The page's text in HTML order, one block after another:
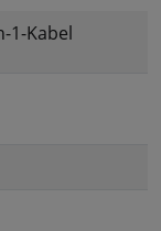
1-Kabel